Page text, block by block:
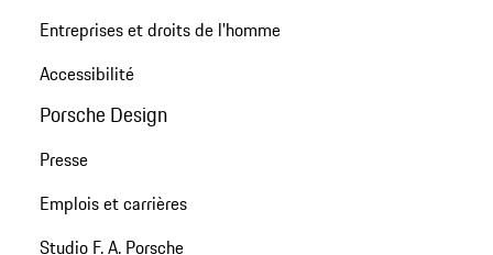
Entreprises et droits de l'homme
Accessibilité
Porsche Design
Presse
Emplois et carrières
Studio F. A. Porsche